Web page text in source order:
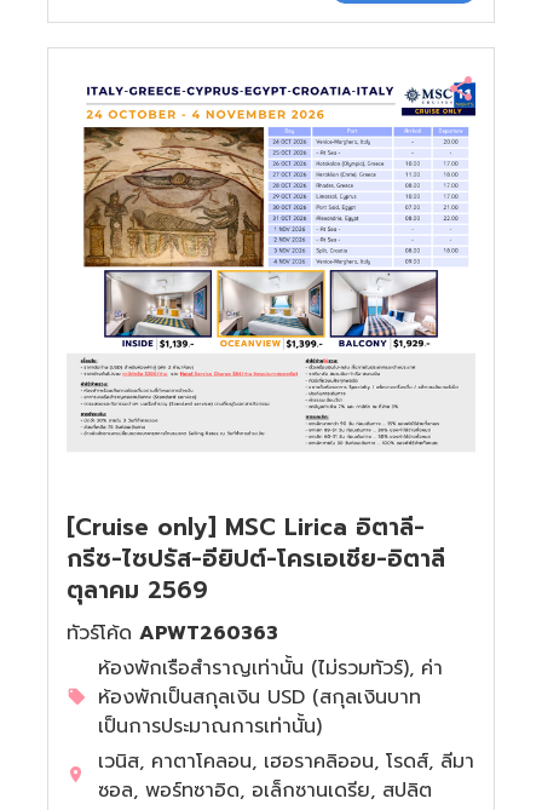
[Cruise only] MSC Lirica อิตาลี-
กรีซ-ไซปรัส-อียิปต์-โครเอเชีย-อิตาลี
ตุลาคม 2569
ทัวร์โค้ด APWT260363
ห้องพักเรือสำราญเท่านั้น (ไม่รวมทัวร์), ค่า
ห้องพักเป็นสกุลเงิน USD (สกุลเงินบาท
เป็นการประมาณการเท่านั้น)
เวนิส, คาตาโคลอน, เฮอราคลิออน, โรดส์, ลีมา
ซอล, พอร์ทซาอิด, อเล็กซานเดรีย, สปลิต